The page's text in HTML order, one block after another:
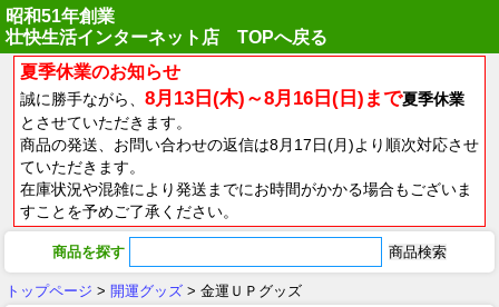
昭和51年創業
壮快生活インターネット店 TOPへ戻る
夏季休業のお知らせ
誠に勝手ながら、 8月13日(木)～8月16日(日)まで夏季休業
とさせていただきます。
商品の発送、お問い合わせの返信は8月17日(月)より順次対応させ
ていただきます。
在庫状況や混雑により発送までにお時間がかかる場合もございま
すことを予めご了承ください。
商品を探す
トップページ > 開運グッズ > 金運ＵＰグッズ